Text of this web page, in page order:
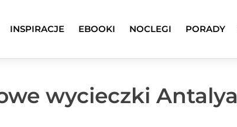
INSPIRACJE EBOOKI NOCLEGI PORADY
wycieczki Antalya